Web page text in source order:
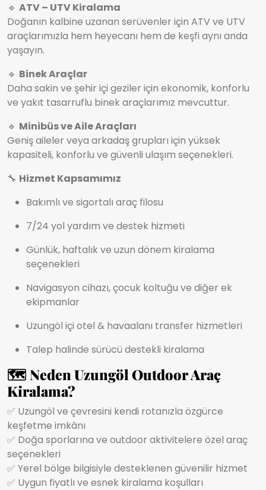
🔹 ATV – UTV Kiralama
Doğanın kalbine uzanan serüvenler için ATV ve UTV
araçlarımızla hem heyecanı hem de keşfi aynı anda
yaşayın.
🔹 Binek Araçlar
Daha sakin ve şehir içi geziler için ekonomik, konforlu
ve yakıt tasarruflu binek araçlarımız mevcuttur.
🔹 Minibüs ve Aile Araçları
Geniş aileler veya arkadaş grupları için yüksek
kapasiteli, konforlu ve güvenli ulaşım seçenekleri.
🔧 Hizmet Kapsamımız
Bakımlı ve sigortalı araç filosu
7/24 yol yardım ve destek hizmeti
Günlük, haftalık ve uzun dönem kiralama
seçenekleri
Navigasyon cihazı, çocuk koltuğu ve diğer ek
ekipmanlar
Uzungöl içi otel & havaalanı transfer hizmetleri
Talep halinde sürücü destekli kiralama
🗺️Neden Uzungöl Outdoor Araç
Kiralama?
✅ Uzungöl ve çevresini kendi rotanızla özgürce
keşfetme imkânı
✅ Doğa sporlarına ve outdoor aktivitelere özel araç
seçenekleri
✅ Yerel bölge bilgisiyle desteklenen güvenilir hizmet
✅ Uygun fiyatlı ve esnek kiralama koşulları